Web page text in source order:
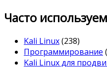
Часто
Kali Linux(238)
Программирование
Kali Linux для